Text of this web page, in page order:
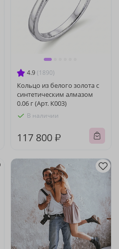
4.9 (1890)
Кольцо из белого золота с
синтетическим алмазом
0.06 г (Арт. К003)
В наличии
117 800 ₽